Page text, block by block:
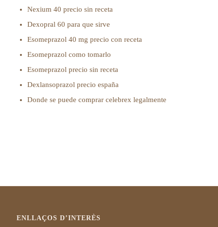
Nexium 40 precio sin receta
Dexopral 60 para que sirve
Esomeprazol 40 mg precio con receta
Esomeprazol como tomarlo
Esomeprazol precio sin receta
Dexlansoprazol precio españa
Donde se puede comprar celebrex legalmente
ENLLAÇOS D’INTERÈS